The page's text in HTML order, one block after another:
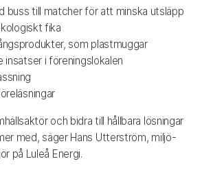
buss till matcher för att minska utsläpp
fika
som plastmuggar
insatser i föreningslokalen
och bidra till hållbara lösningar
med, säger Hans Utterström, miljö-
på Luleå Energi.